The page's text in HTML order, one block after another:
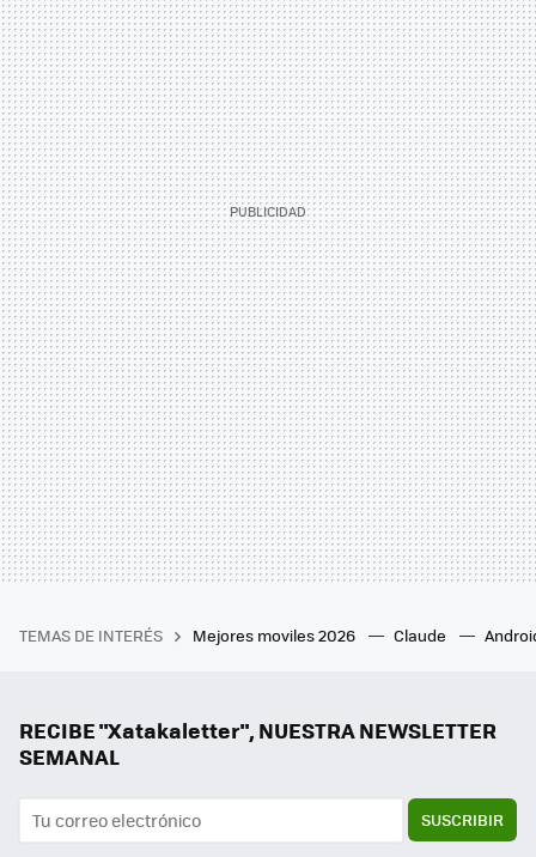
TEMAS DE INTERÉS Mejores moviles 2026 Claude
RECIBE "Xatakaletter", NUESTRA NEWSLETTER
SEMANAL
SUSCRIBIR